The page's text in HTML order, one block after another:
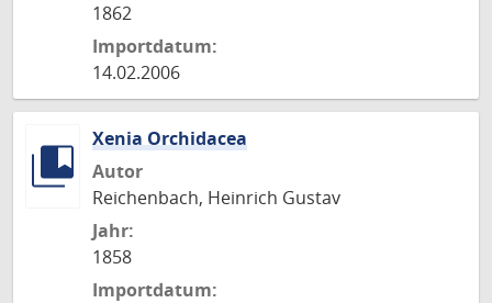
1862
Importdatum:
14.02.2006
Xenia Orchidacea
Autor
Reichenbach, Heinrich Gustav
Jahr:
1858
Importdatum: